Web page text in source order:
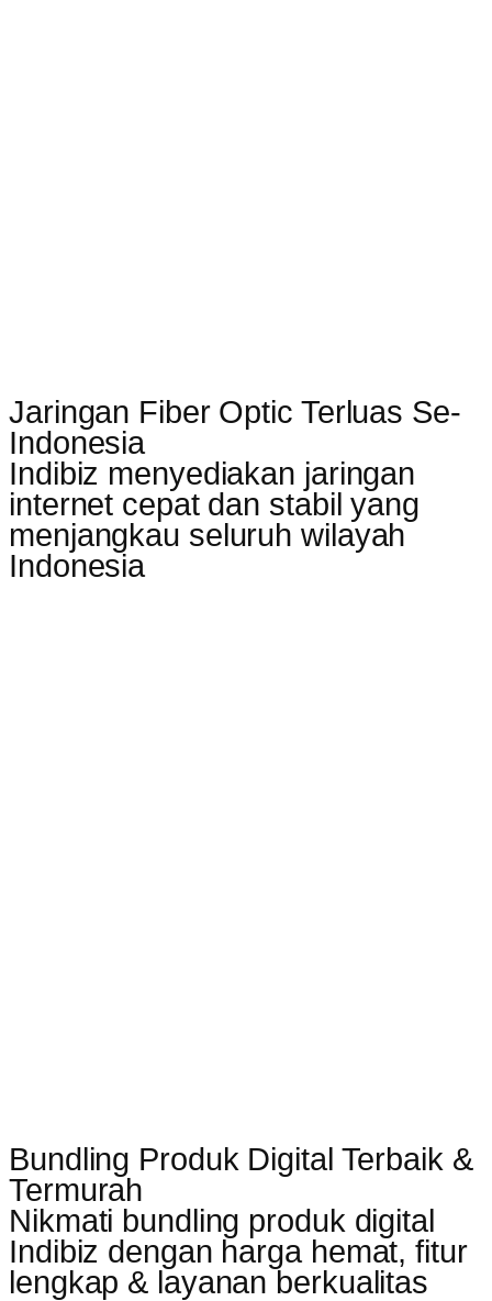
Jaringan Fiber Optic Terluas Se-
Indonesia
Indibiz menyediakan jaringan
internet cepat dan stabil yang
menjangkau seluruh wilayah
Indonesia
Bundling Produk Digital Terbaik &
Termurah
Nikmati bundling produk digital
Indibiz dengan harga hemat, fitur
lengkap & layanan berkualitas